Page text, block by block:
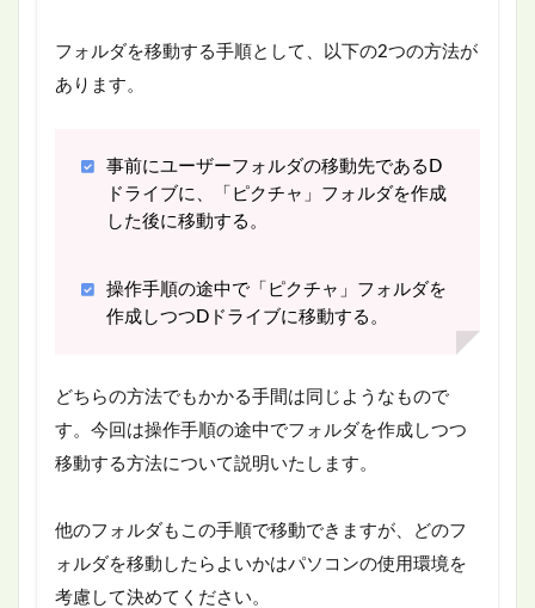
フォルダを移動する手順として、以下の2つの方法が
あります。
事前にユーザーフォルダの移動先であるD
ドライブに、「ピクチャ」フォルダを作成
した後に移動する。
操作手順の途中で「ピクチャ」フォルダを
作成しつつDドライブに移動する。
どちらの方法でもかかる手間は同じようなもので
す。今回は操作手順の途中でフォルダを作成しつつ
移動する方法について説明いたします。
他のフォルダもこの手順で移動できますが、どのフ
ォルダを移動したらよいかはパソコンの使用環境を
考慮して決めてください。